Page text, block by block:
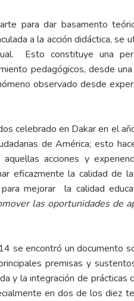
para dar basamento
a la acción didáctica, se
Esto constituye una
pedagógicos, desde
observado desde
celebrado en Dakar en el
de América; esto
acciones y
eficazmente la calidad de
mejorar la calidad
las oportunidades de
se encontró un documento
premisas y
y la integración de
en dos de los diez